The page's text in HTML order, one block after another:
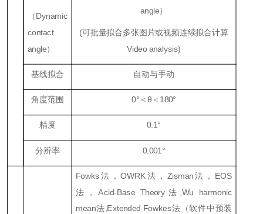
（Dynamic
contact
angle）
angle）
(可批量拟合多张图片或视频连续拟合计算
Video analysis)
基线拟合 自动与手动
角度范围 0°＜θ＜180°
精度 0.1°
分辨率 0.001°
Fowks法，OWRK法，Zisman法，EOS
法，Acid-Base Theory法,Wu harmonic
mean法,Extended Fowkes法（软件中预装